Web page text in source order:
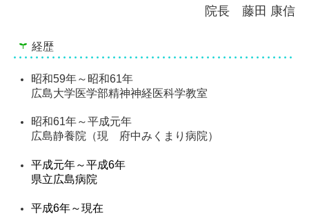
院長 藤田 康信
経歴
昭和59年～昭和61年
広島大学医学部精神神経医科学教室
昭和61年～平成元年
広島静養院（現 府中みくまり病院）
平成元年～平成6年
県立広島病院
平成6年～現在